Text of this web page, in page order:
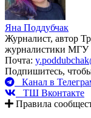
Яна Поддубчак
Журналист, автор
журналистики
Почта:
Подпишитесь,
Канал в
ТШ Вконтакте
Правила